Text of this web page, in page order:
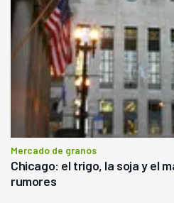
Mercado de granos
Chicago: el trigo, la soja y el
rumores